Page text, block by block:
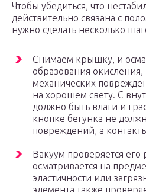
Чтобы убедиться, что
действительно связана с
нужно сделать несколько
Снимаем крышку, и
образования окисления,
механических
на хорошем свету. С
должно быть влаги и
кнопке бегунка не
повреждений, а
Вакуум проверяется
осматривается на
эластичности или
элемента также